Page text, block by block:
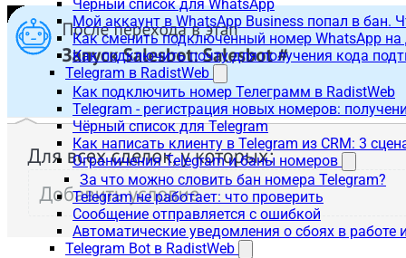
Чёрный список для WhatsApp
Мой аккаунт в WhatsApp Business попал в бан.
Как сменить подключенный номер WhatsApp на
Как подключить почту для получения кода
Telegram в RadistWeb
Как подключить номер Телеграмм в RadistWeb
Telegram - регистрация новых номеров:
Чёрный список для Telegram
Как написать клиенту в Telegram из CRM: 3
Ограничения Telegram и баны номеров
За что можно словить бан номера Telegram?
Telegram не работает: что проверить
Сообщение отправляется с ошибкой
Автоматические уведомления о сбоях в работе
Telegram Bot в RadistWeb